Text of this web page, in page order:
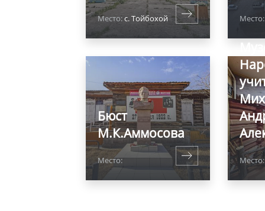
Место:с. Тойбохой Место:
Бюст
М.К.Аммосова
Место: